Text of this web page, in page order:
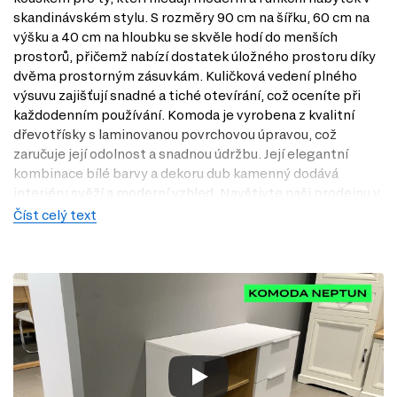
skandinávském stylu. S rozměry 90 cm na šířku, 60 cm na
výšku a 40 cm na hloubku se skvěle hodí do menších
prostorů, přičemž nabízí dostatek úložného prostoru díky
dvěma prostorným zásuvkám. Kuličková vedení plného
výsuvu zajišťují snadné a tiché otevírání, což oceníte při
každodenním používání. Komoda je vyrobena z kvalitní
dřevotřísky s laminovanou povrchovou úpravou, což
zaručuje její odolnost a snadnou údržbu. Její elegantní
kombinace bílé barvy a dekoru dub kamenný dodává
interiéru svěží a moderní vzhled. Navštivte naši prodejnu v
Praze a objevte, jak může Komoda Neptun obohatit váš
Skandinávský styl.
Tento styl přináší do vašeho domova svěžest a
jednoduchost, což usnadňuje kombinaci s ostatním nábytkem.
Praktické rozměry.
S šířkou 90 cm a hloubkou 40 cm se komoda
snadno vejde i do menších prostorů, aniž by obětovala úložný
prostor.
Kuličková vedení plného výsuvu.Zajišťují hladký a tichý chod
zásuvek, což zvyšuje komfort při používání.
Číst celý text